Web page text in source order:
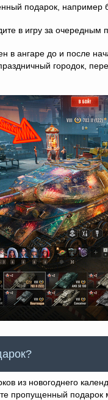
подарок, например
в игру за
в ангаре до и после
городок,
из новогоднего
пропущенный